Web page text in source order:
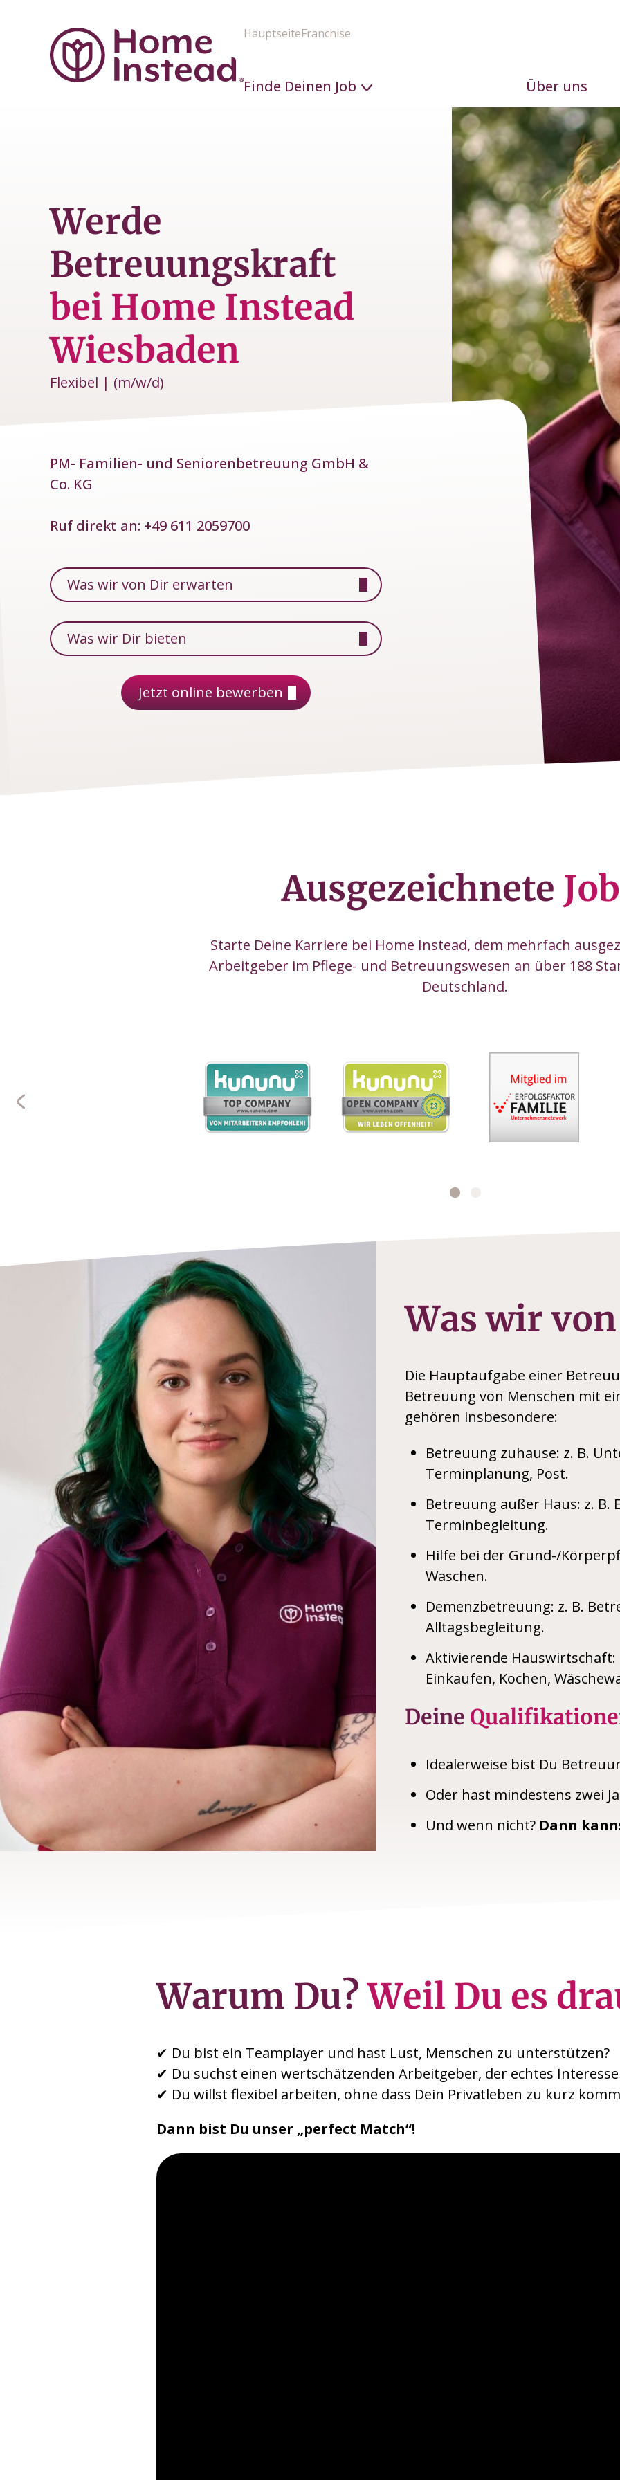
HauptseiteFranchise
Finde Deinen Job Über uns
Werde
Betreuungskraft
bei Home Instead
Wiesbaden
Flexibel | (m/w/d)
PM- Familien- und Seniorenbetreuung GmbH &
Co. KG
Ruf direkt an: +49 611 2059700
Was wir von Dir erwarten
Was wir Dir bieten
Jetzt online bewerben
Ausgezeichnete
Starte Deine Karriere bei Home Instead, dem mehrfach
Arbeitgeber im Pflege- und Betreuungswesen an über 188
Deutschland.
Was wir
Die Hauptaufgabe einer
Betreuung von Menschen mit
gehören insbesondere:
Betreuung zuhause: z. B.
Terminplanung, Post.
Betreuung außer Haus: z. B.
Terminbegleitung.
Hilfe bei der Grund-/
Waschen.
Demenzbetreuung: z. B.
Alltagsbegleitung.
Aktivierende
Einkaufen, Kochen,
Deine
Idealerweise bist Du
Oder hast mindestens zwei
Und wenn nicht? Dann
Warum Du?Weil Du es
✔ Du bist ein Teamplayer und hast Lust, Menschen zu unterstützen?
✔ Du suchst einen wertschätzenden Arbeitgeber, der echtes
✔ Du willst flexibel arbeiten, ohne dass Dein Privatleben zu kurz
Dann bist Du unser „perfect Match“!